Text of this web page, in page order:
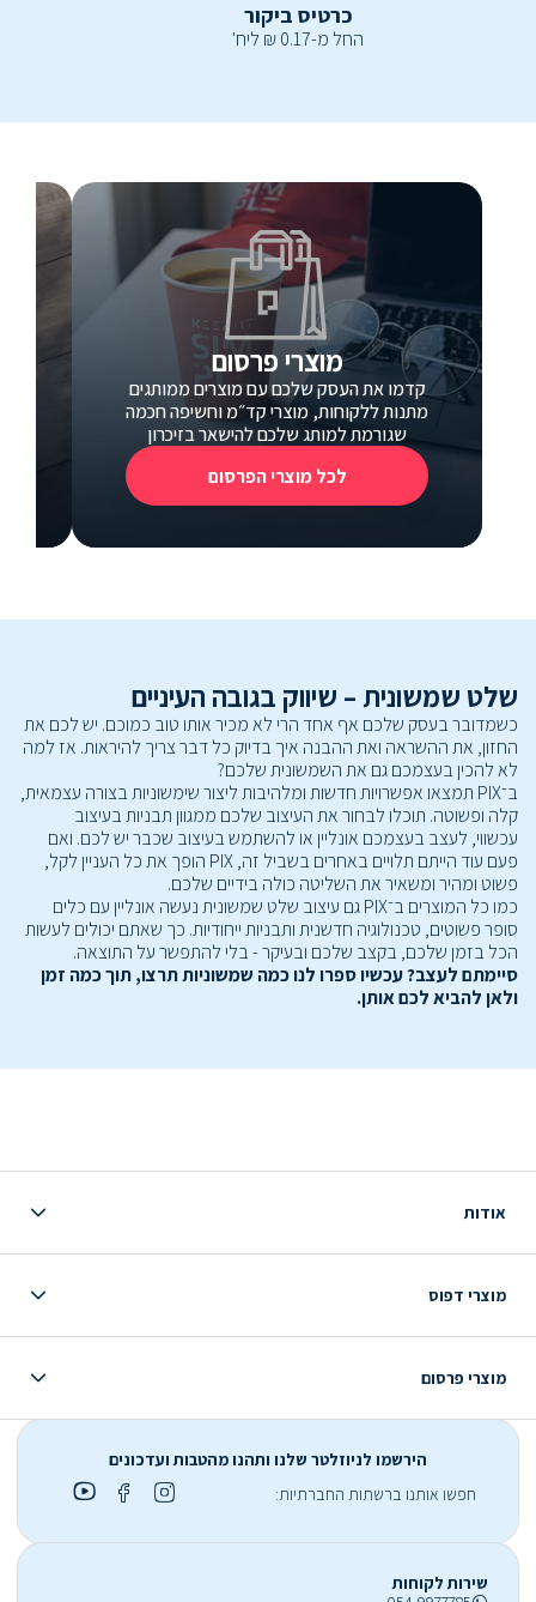
כרטיס ביקור
החל מ-0.17
₪ ליח'
מוצרי פרסום
קדמו את העסק שלכם עם מוצרים ממותגים
מתנות ללקוחות, מוצרי קד״מ וחשיפה חכמה
שגורמת למותג שלכם להישאר בזיכרון
לכל מוצרי הפרסום
שלט שמשונית – שיווק בגובה העיניים
כשמדובר בעסק שלכם אף אחד הרי לא מכיר אותו טוב כמוכם. יש לכם את
החזון, את ההשראה ואת ההבנה איך בדיוק כל דבר צריך להיראות. אז למה
לא להכין בעצמכם גם את השמשונית שלכם?
ב־PIX תמצאו אפשרויות חדשות ומלהיבות ליצור שימשוניות בצורה עצמאית,
קלה ופשוטה. תוכלו לבחור את העיצוב שלכם ממגוון תבניות בעיצוב
עכשווי, לעצב בעצמכם אונליין או להשתמש בעיצוב שכבר יש לכם. ואם
פעם עוד הייתם תלויים באחרים בשביל זה, PIX הופך את כל העניין לקל,
פשוט ומהיר ומשאיר את השליטה כולה בידיים שלכם.
כמו כל המוצרים ב־PIX גם עיצוב שלט שמשונית נעשה אונליין עם כלים
סופר פשוטים, טכנולוגיה חדשנית ותבניות ייחודיות. כך שאתם יכולים לעשות
הכל בזמן שלכם, בקצב שלכם ובעיקר - בלי להתפשר על התוצאה.
סיימתם לעצב? עכשיו ספרו לנו כמה שמשוניות תרצו, תוך כמה זמן
ולאן להביא לכם אותן.
אודות
מוצרי דפוס
מוצרי פרסום
הירשמו לניוזלטר שלנו ותהנו מהטבות ועדכונים
חפשו אותנו ברשתות החברתיות:
שירות לקוחות